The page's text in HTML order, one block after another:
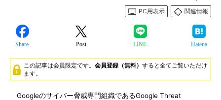
PC用表示
関連情報
Share Post LINE Hatena
この記事は会員限定です。 会員登録（無料） すると全てご覧いただけ
ます。
Googleのサイバー脅威専門組織であるGoogle Threat